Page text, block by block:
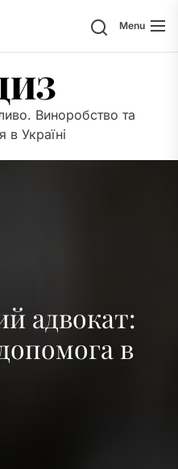
SearchMenu
Виноробство та
в Україні
адвокат:
в